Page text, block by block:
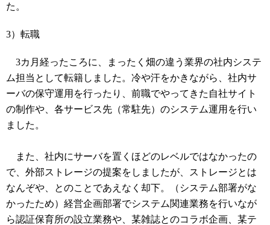
た。
3）転職
3カ月経ったころに、まったく畑の違う業界の社内システ
ム担当として転籍しました。冷や汗をかきながら、社内サ
ーバの保守運用を行ったり、前職でやってきた自社サイト
の制作や、各サービス先（常駐先）のシステム運用を行い
ました。
また、社内にサーバを置くほどのレベルではなかったの
で、外部ストレージの提案をしましたが、ストレージとは
なんぞや、とのことであえなく却下。（システム部署がな
かったため）経営企画部署でシステム関連業務を行いなが
ら認証保育所の設立業務や、某雑誌とのコラボ企画、某テ